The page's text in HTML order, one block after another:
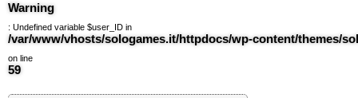
Warning
: Undefined variable $user_ID in
/var/www/vhosts/sologames.it/httpdocs/wp-content/themes/
on line
59